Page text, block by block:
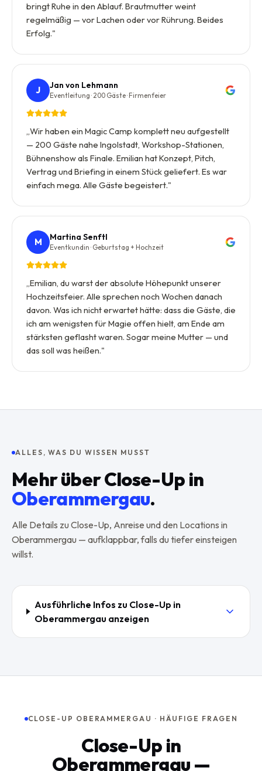
bringt Ruhe in den Ablauf. Brautmutter weint
regelmäßig — vor Lachen oder vor Rührung. Beides
Erfolg."
J Jan von Lehmann
Eventleitung · 200 Gäste · Firmenfeier
„Wir haben ein Magic Camp komplett neu aufgestellt
— 200 Gäste nahe Ingolstadt, Workshop-Stationen,
Bühnenshow als Finale. Emilian hat Konzept, Pitch,
Vertrag und Briefing in einem Stück geliefert. Es war
einfach mega. Alle Gäste begeistert."
M Martina Senftl
Eventkundin · Geburtstag + Hochzeit
„Emilian, du warst der absolute Höhepunkt unserer
Hochzeitsfeier. Alle sprechen noch Wochen danach
davon. Was ich nicht erwartet hätte: dass die Gäste, die
ich am wenigsten für Magie offen hielt, am Ende am
stärksten geflasht waren. Sogar meine Mutter — und
das soll was heißen."
ALLES, WAS DU WISSEN MUSST
Mehr überClose-Up in
Oberammergau.
Alle Details zuClose-Up, Anreise und den Locations in
Oberammergau — aufklappbar, falls du tiefer einsteigen
willst.
Ausführliche Infos zu Close-Up in
Oberammergau anzeigen
CLOSE-UP OBERAMMERGAU · HÄUFIGE FRAGEN
Close-Up in
Oberammergau —